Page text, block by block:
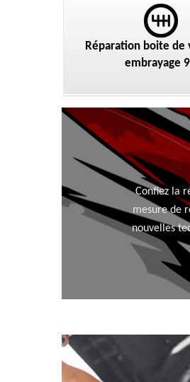
Réparation boite de
embrayage
Confiez la
mesure de
nouvelles